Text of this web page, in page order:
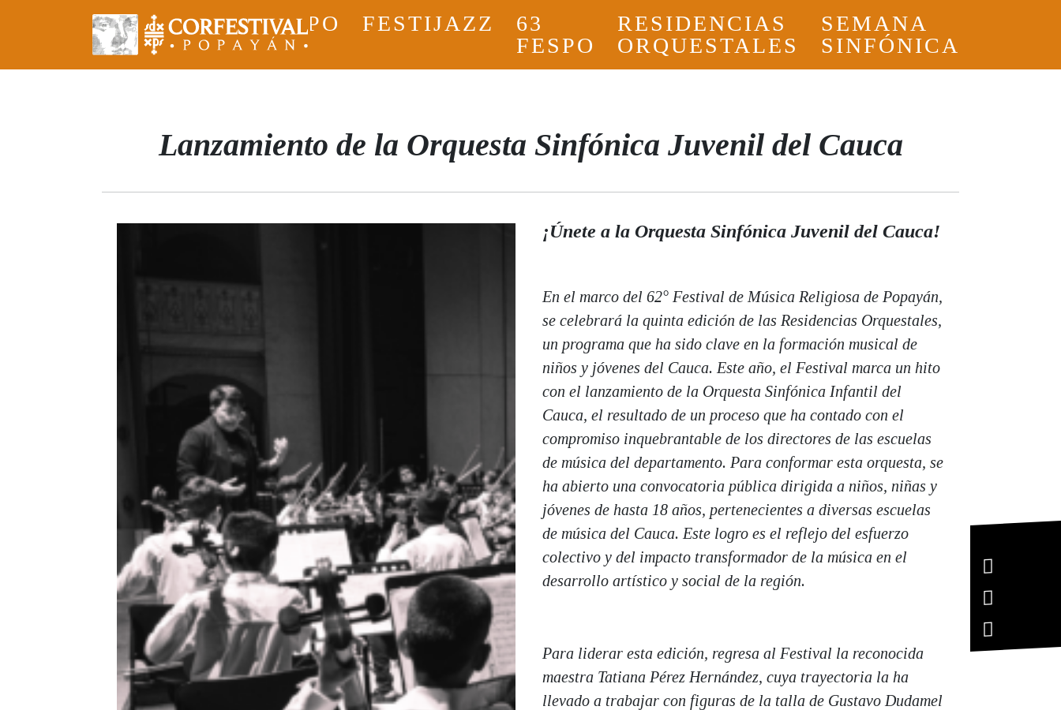
INICIO FESPO FESTIJAZZ
63
FESPO
RESIDENCIAS
ORQUESTALES
SEMANA
SINFÓNICA
Lanzamiento de la Orquesta Sinfónica Juvenil del Cauca
¡Únete a la Orquesta Sinfónica Juvenil del Cauca!
En el marco del 62° Festival de Música Religiosa de Popayán,
se celebrará la quinta edición de las Residencias Orquestales,
un programa que ha sido clave en la formación musical de
niños y jóvenes del Cauca. Este año, el Festival marca un hito
con el lanzamiento de la Orquesta Sinfónica Infantil del
Cauca, el resultado de un proceso que ha contado con el
compromiso inquebrantable de los directores de las escuelas
de música del departamento. Para conformar esta orquesta, se
ha abierto una convocatoria pública dirigida a niños, niñas y
jóvenes de hasta 18 años, pertenecientes a diversas escuelas
de música del Cauca. Este logro es el reflejo del esfuerzo
colectivo y del impacto transformador de la música en el
desarrollo artístico y social de la región.
Para liderar esta edición, regresa al Festival la reconocida
maestra Tatiana Pérez Hernández, cuya trayectoria la ha
llevado a trabajar con figuras de la talla de Gustavo Dudamel